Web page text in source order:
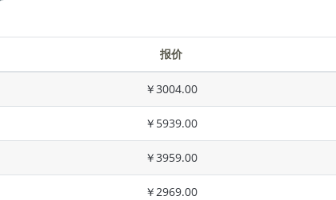
报价
￥3004.00
￥5939.00
￥3959.00
￥2969.00